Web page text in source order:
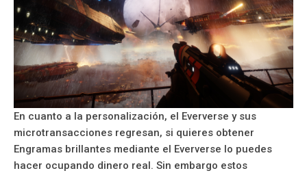
En cuanto a la personalización, el Eververse y sus
microtransacciones regresan, si quieres obtener
Engramas brillantes mediante el Eververse lo puedes
hacer ocupando dinero real. Sin embargo estos